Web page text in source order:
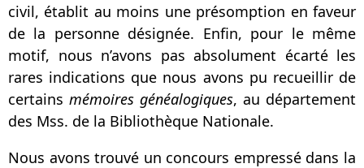
civil, établit au moins une présomption en faveur
de la personne désignée. Enfin, pour le même
motif, nous n’avons pas absolument écarté les
rares indications que nous avons pu recueillir de
certains mémoires généalogiques, au département
des Mss. de la Bibliothèque Nationale.
Nous avons trouvé un concours empressé dans la